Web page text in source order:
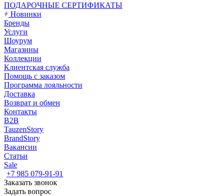
ПОДАРОЧНЫЕ СЕРТИФИКАТЫ
Новинки
Бренды
Услуги
Шоурум
Магазины
Коллекции
Клиентская служба
Помощь с заказом
Программа лояльности
Доставка
Возврат и обмен
Контакты
B2B
TauzenStory
BrandStory
Вакансии
Статьи
Sale
+7 985 079-91-91
Заказать звонок
Задать вопрос